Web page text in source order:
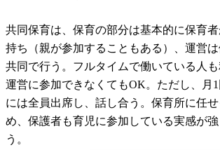
共同保育は、保育の部分は基本的に保育
持ち（親が参加することもある）、運営
共同で行う。フルタイムで働いている人
運営に参加できなくてもOK。ただし、月
には全員出席し、話し合う。保育所に任
め、保護者も育児に参加している実感が
う。